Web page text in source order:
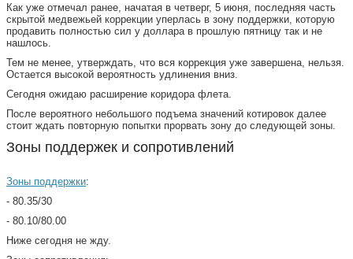
Как уже отмечал ранее, начатая в четверг, 5 июня, последняя часть
скрытой медвежьей коррекции уперлась в зону поддержки, которую
продавить полностью сил у доллара в прошлую пятницу так и не
нашлось.
Тем не менее, утверждать, что вся коррекция уже завершена, нельзя.
Остается высокой вероятность удлинения вниз.
Сегодня ожидаю расширение коридора флета.
После вероятного небольшого подъема значений котировок далее
стоит ждать повторную попытки прорвать зону до следующей зоны.
Зоны поддержек и сопротивлений
Зоны поддержки:
- 80.35/30
- 80.10/80.00
Ниже сегодня не жду.